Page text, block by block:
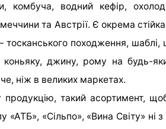
комбуча, водний кефір,
та Австрії. Є окрема
тосканського походження,
коньяку, джину, рому на будь-
ніж в великих маркетах.
такий асортимент,
«Сільпо», «Вина Світу» ні